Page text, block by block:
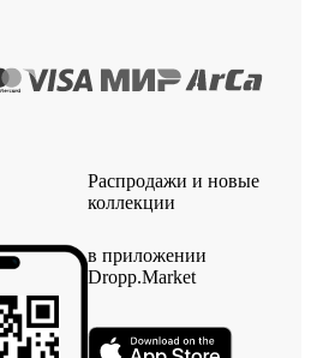
Распродажи и новые
коллекции
в приложении
Dropp.Market